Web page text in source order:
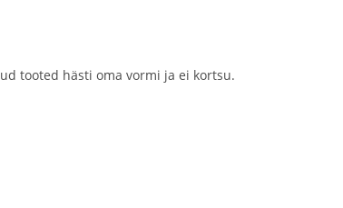
tooted hästi oma vormi ja ei kortsu.